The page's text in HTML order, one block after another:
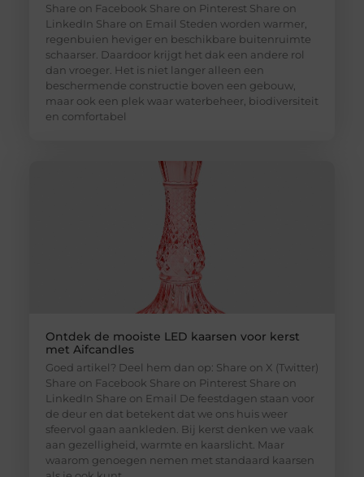
Share on Facebook Share on Pinterest Share on
LinkedIn Share on Email Steden worden warmer,
regenbuien heviger en beschikbare buitenruimte
schaarser. Daardoor krijgt het dak een andere rol
dan vroeger. Het is niet langer alleen een
beschermende constructie boven een gebouw,
maar ook een plek waar waterbeheer, biodiversiteit
en comfortabel
Ontdek de mooiste LED kaarsen voor kerst
met Aifcandles
Goed artikel? Deel hem dan op: Share on X (Twitter)
Share on Facebook Share on Pinterest Share on
LinkedIn Share on Email De feestdagen staan voor
de deur en dat betekent dat we ons huis weer
sfeervol gaan aankleden. Bij kerst denken we vaak
aan gezelligheid, warmte en kaarslicht. Maar
waarom genoegen nemen met standaard kaarsen